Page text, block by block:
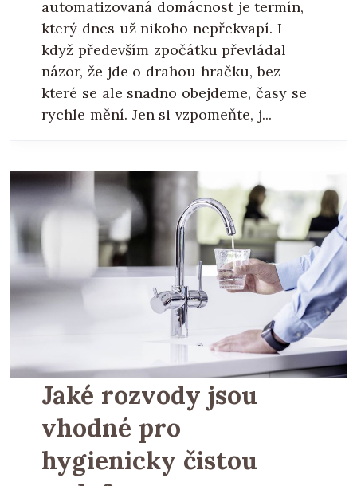
automatizovaná domácnost je termín,
který dnes už nikoho nepřekvapí. I
když především zpočátku převládal
názor, že jde o drahou hračku, bez
které se ale snadno obejdeme, časy se
rychle mění. Jen si vzpomeňte, j...
Jaké rozvody jsou
vhodné pro
hygienicky čistou